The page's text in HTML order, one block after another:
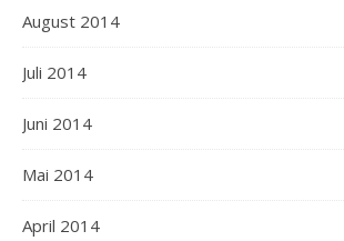
August 2014
Juli 2014
Juni 2014
Mai 2014
April 2014